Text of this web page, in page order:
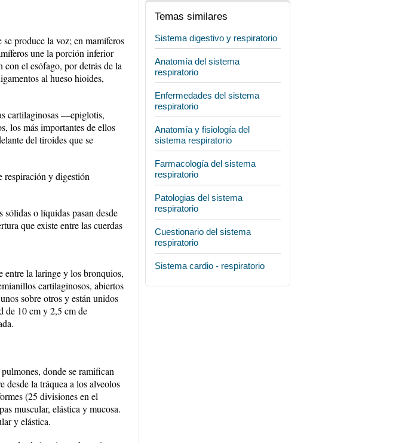
produce la voz; en mamíferos
une la porción inferior
el esófago, por detrás de la
al hueso hioides,
cartilaginosas —epiglotis,
los más importantes de ellos
del tiroides que se
respiración y digestión
o líquidas pasan desde
que existe entre las cuerdas
entre la laringe y los bronquios,
cartilaginosos, abiertos
sobre otros y están unidos
de 10 cm y 2,5 cm de
donde se ramifican
desde la tráquea a los alveolos
(25 divisiones en el
muscular, elástica y mucosa.
y elástica.
Temas similares
Sistema digestivo y respiratorio
Anatomía del sistema
respiratorio
Enfermedades del sistema
respiratorio
Anatomía y fisiología del
sistema respiratorio
Farmacología del sistema
respiratorio
Patologias del sistema
respiratorio
Cuestionario del sistema
respiratorio
Sistema cardio - respiratorio